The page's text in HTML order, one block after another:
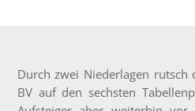
Durch zwei Niederlagen rutsch
BV auf den sechsten